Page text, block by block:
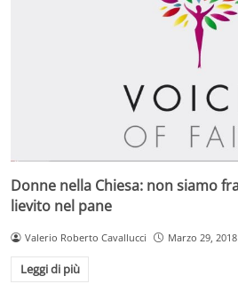
Donne nella Chiesa: non siamo
lievito nel pane
Valerio Roberto Cavallucci Marzo 29, 2018
Leggi di più